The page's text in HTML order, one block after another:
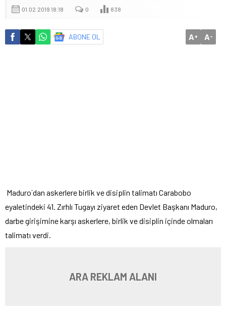
01.02.2019 18:18 0 838
ABONE OL A+ A-
Maduro´dan askerlere birlik ve disiplin talimatı Carabobo
eyaletindeki 41. Zırhlı Tugayı ziyaret eden Devlet Başkanı Maduro,
darbe girişimine karşı askerlere, birlik ve disiplin içinde olmaları
talimatı verdi.
ARA REKLAM ALANI